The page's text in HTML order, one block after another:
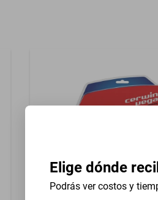
Elige dónde
Podrás ver costos y
Kit de Instalación Marino